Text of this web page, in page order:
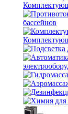
бассейнов